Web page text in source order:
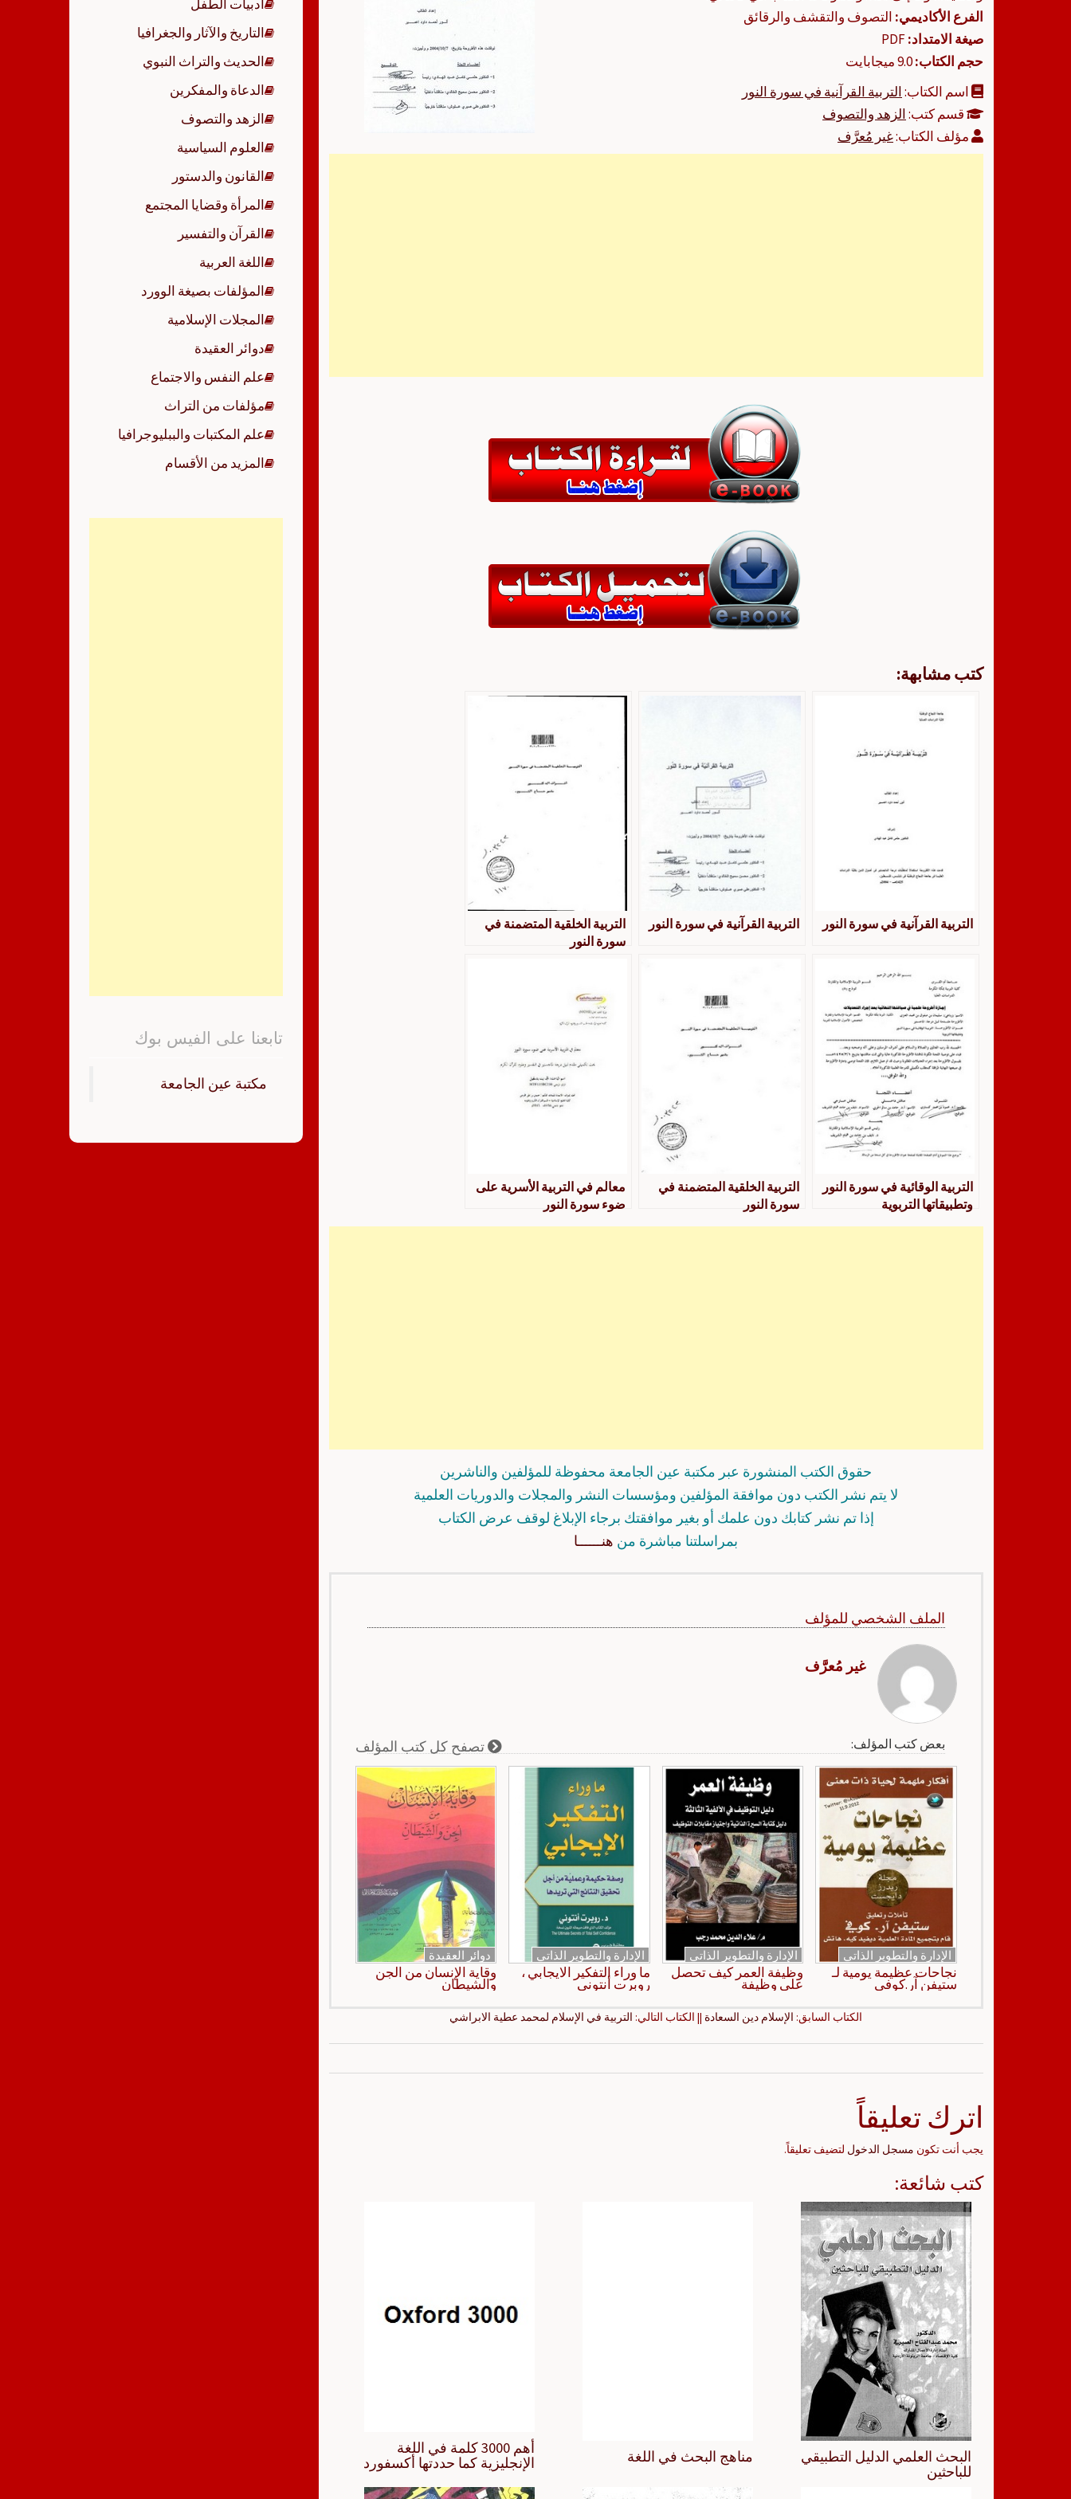
الفرع الأكاديمي: التصوف والتقشف والرقائق
صيغة الامتداد:
حجم الكتاب:9.0 ميجابايت
اسم الكتاب:التربية القرآنية في سورة النور
قسم كتب:الزهد والتصوف
مؤلف الكتاب:غير مُعرَّف
كتب مشابهة:
التربية القرآنية في سورة النور التربية القرآنية في سورة النور
التربية الخلقية المتضمنة في
سورة النور
التربية الوقائية في سورة النور
وتطبيقاتها التربوية
التربية الخلقية المتضمنة في
سورة النور
معالم في التربية الأسرية على
ضوء سورة النور
حقوق الكتب المنشورة عبر مكتبة عين الجامعة محفوظة للمؤلفين والناشرين
لا يتم نشر الكتب دون موافقة المؤلفين ومؤسسات النشر والمجلات والدوريات العلمية
إذا تم نشر كتابك دون علمك أو بغير موافقتك برجاء الإبلاغ لوقف عرض الكتاب
بمراسلتنا مباشرة من هنــــــا
الملف الشخصي للمؤلف
غير مُعرَّف
بعض كتب المؤلف: تصفح كل كتب المؤلف
الإدارة والتطوير الذاتي
نجاحات عظيمة يومية لـ
ستيفن آر.كوفي
الإدارة والتطوير الذاتي
وظيفة العمر كيف تحصل
على وظيفة
الإدارة والتطوير الذاتي
ما وراء التفكير الايجابي ،
روبرت أنتوني
دوائر العقيدة
وقاية الإنسان من الجن
والشيطان
الكتاب السابق: الإسلام دين السعادة || الكتاب التالي: التربية في الإسلام لمحمد عطية الابراشي
اترك تعليقاً
يجب أنت تكون مسجل الدخول لتضيف تعليقاً.
كتب شائعة:
أهم 3000 كلمة في اللغة
الإنجليزية كما حددتها أكسفورد
مناهج البحث في اللغة
البحث العلمي الدليل التطبيقي
للباحثين
أدبيات الطفل
التاريخ والآثار والجغرافيا
الحديث والتراث النبوي
الدعاة والمفكرين
الزهد والتصوف
العلوم السياسية
القانون والدستور
المرأة وقضايا المجتمع
القرآن والتفسير
اللغة العربية
المؤلفات بصيغة الوورد
المجلات الإسلامية
دوائر العقيدة
علم النفس والاجتماع
مؤلفات من التراث
علم المكتبات والببليوجرافيا
المزيد من الأقسام
تابعنا على الفيس بوك
‏مكتبة عين الجامعة‏